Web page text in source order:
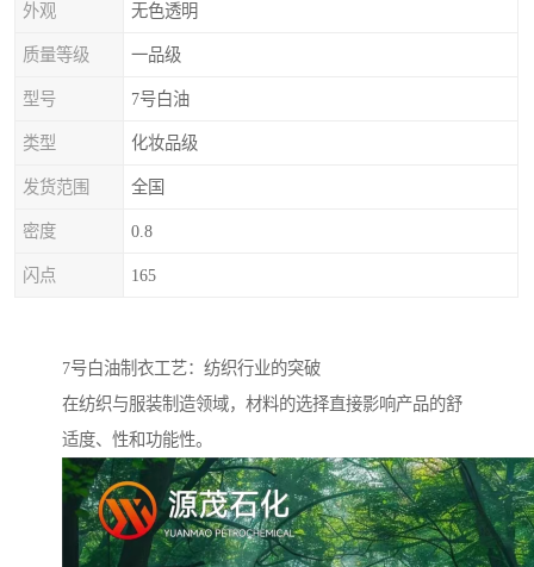
外观 无色透明
质量等级 一品级
型号 7号白油
类型 化妆品级
发货范围 全国
密度 0.8
闪点 165
7号白油制衣工艺：纺织行业的突破
在纺织与服装制造领域，材料的选择直接影响产品的舒
适度、性和功能性。